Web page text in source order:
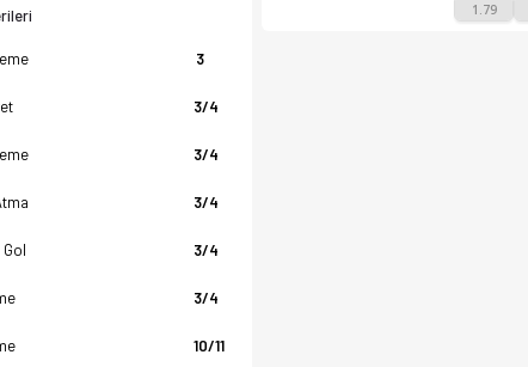
3
3/4
3/4
3/4
Gol 3/4
3/4
10/11
1.79